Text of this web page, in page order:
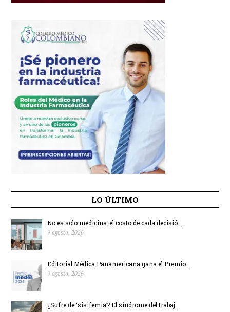
LO ÚLTIMO
No es solo medicina: el costo de cada decisió...
9 agosto, 2026
Editorial Médica Panamericana gana el Premio ...
9 agosto, 2026
¿Sufre de ‘sisifemia’? El síndrome del trabaj...